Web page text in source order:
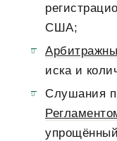
США;
иска и
Слушания